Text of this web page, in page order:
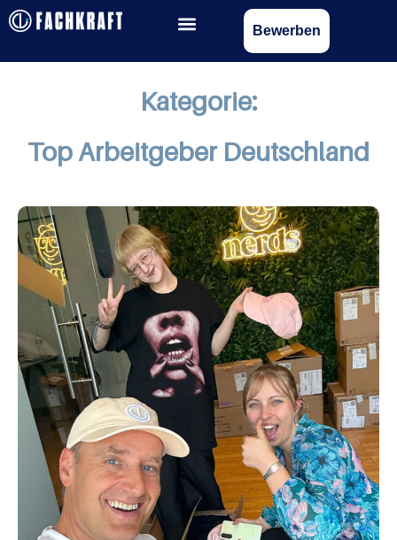
Bewerben
Kategorie:
Top Arbeitgeber Deutschland